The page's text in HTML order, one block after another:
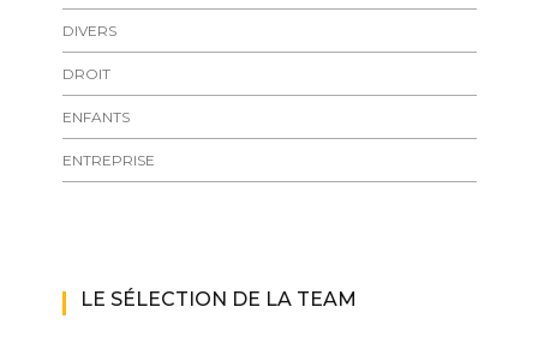
DIVERS
DROIT
ENFANTS
ENTREPRISE
LE SÉLECTION DE LA TEAM